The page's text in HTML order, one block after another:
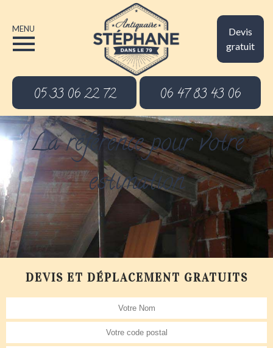
Devis
gratuit
MENU
05 33 06 22 72 06 47 83 43 06
La référence pour votre
estimation
DEVIS ET DÉPLACEMENT GRATUITS